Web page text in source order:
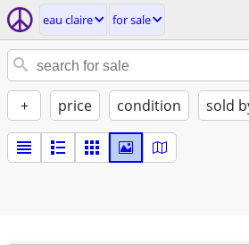
eau claire for sale
+ price condition sold